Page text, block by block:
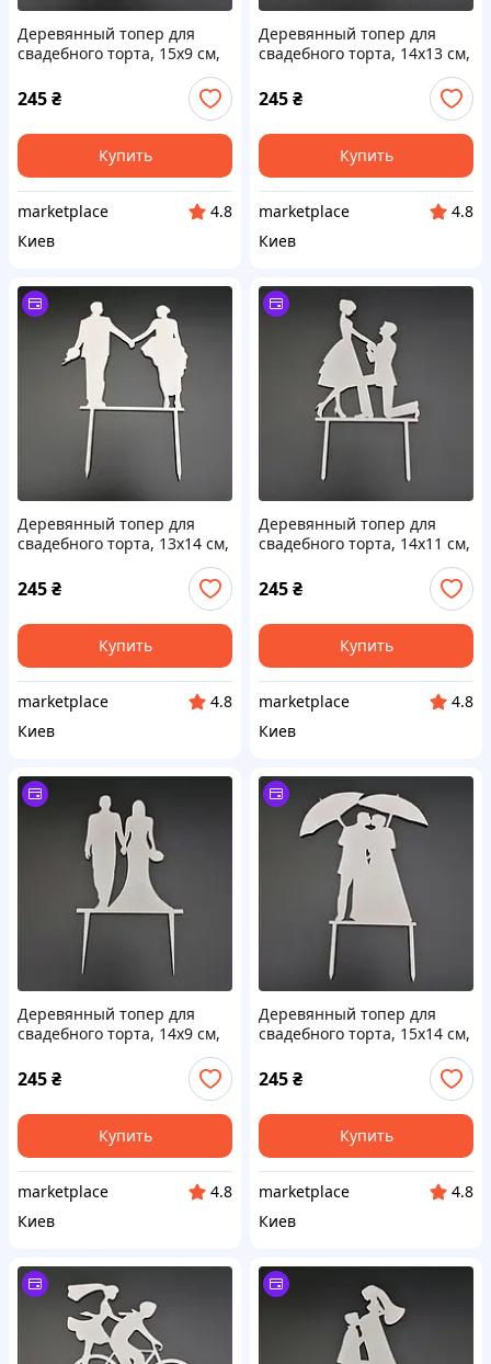
Деревянный топер для
свадебного торта, 15х9 см,
Артикул TPR-013
245₴
Купить
marketplace
4.8
Киев
Деревянный топер для
свадебного торта, 14х13 см,
Артикул TPR-009
245₴
Купить
marketplace
4.8
Киев
Деревянный топер для
свадебного торта, 13х14 см,
Артикул TPR-002
245₴
Купить
marketplace
4.8
Киев
Деревянный топер для
свадебного торта, 14х11 см,
Артикул TPR-023
245₴
Купить
marketplace
4.8
Киев
Деревянный топер для
свадебного торта, 14х9 см,
Артикул TPR-006
245₴
Купить
marketplace
4.8
Киев
Деревянный топер для
свадебного торта, 15х14 см,
Артикул TPR-022
245₴
Купить
marketplace
4.8
Киев